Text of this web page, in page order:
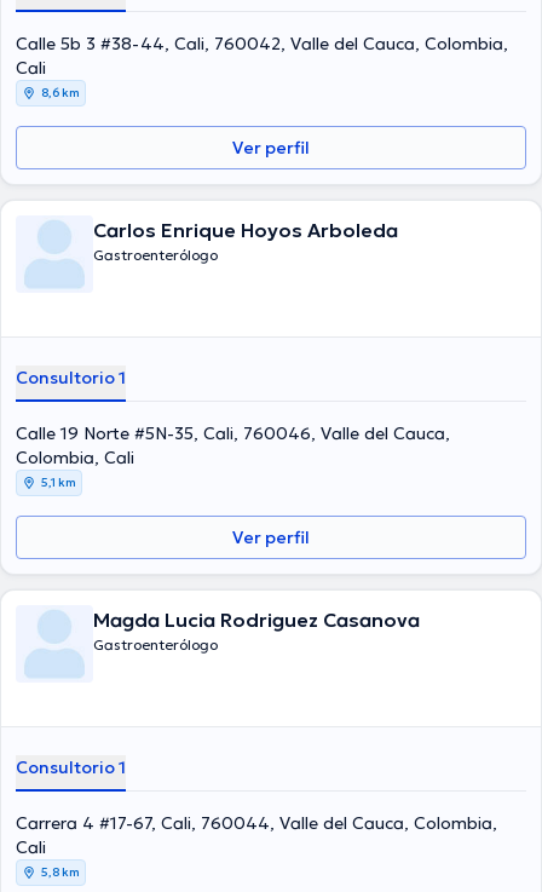
Calle 5b 3 #38-44, Cali, 760042, Valle del Cauca, Colombia,
Cali
8,6 km
Ver perfil
Carlos Enrique Hoyos Arboleda
Gastroenterólogo
Consultorio 1
Calle 19 Norte #5N-35, Cali, 760046, Valle del Cauca,
Colombia, Cali
5,1 km
Ver perfil
Magda Lucia Rodriguez Casanova
Gastroenterólogo
Consultorio 1
Carrera 4 #17-67, Cali, 760044, Valle del Cauca, Colombia,
Cali
5,8 km